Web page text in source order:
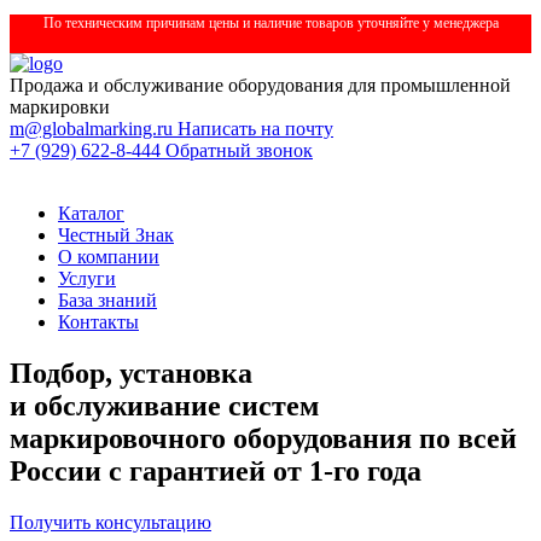
По техническим причинам цены и наличие товаров уточняйте у менеджера
Продажа и обслуживание оборудования для промышленной
маркировки
m@globalmarking.ru Написать на почту
+7 (929) 622-8-444 Обратный звонок
Каталог
Честный Знак
О компании
Услуги
База знаний
Контакты
Подбор, установка
и обслуживание систем
маркировочного оборудования по всей
России с гарантией от 1-го года
Получить консультацию